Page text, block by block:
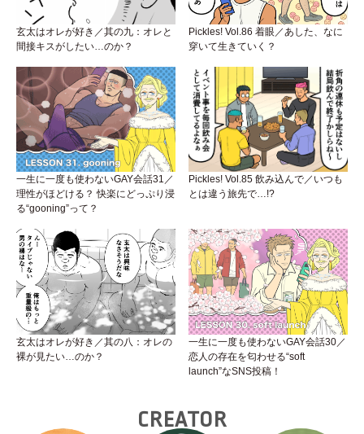
玄太はオレが好き／其の九：オレと
間接キスがしたい…のか？
Pickles! Vol.86 着眼／あした、なに
穿いて生きていく？
一生に一度も使わないGAY会話31／
理性がほどける？ 快楽にどっぷり浸
る“gooning”って？
Pickles! Vol.85 飲み込んで／いつも
とは違う旅先で…!?
玄太はオレが好き／其の八：オレの
裸が見たい…のか？
一生に一度も使わないGAY会話30／
恋人の存在を匂わせる“soft
launch”なSNS投稿！
CREATOR